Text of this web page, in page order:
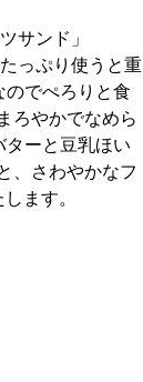
サンド」
っぷり使うと重
のでぺろりと食
ろやかでなめら
ーと豆乳ほい
、さわやかなフ
ます。